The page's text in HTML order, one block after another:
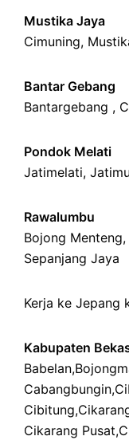
Mustika Jaya
Cimuning,
Bantar Gebang
Bantargebang ,
Pondok Melati
Jatimelati,
Rawalumbu
Bojong Menteng,
Sepanjang Jaya
Kerja ke Jepang
Kabupaten
Babelan,
Cabangbungin,
Cibitung,
Cikarang Pusat,